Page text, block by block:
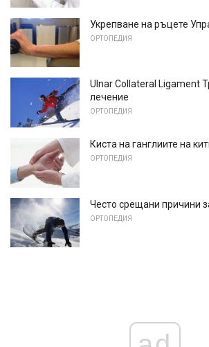
Укрепване на ръцете
ОРТОПЕДИЯ
Ulnar Collateral Ligament
лечение
ОРТОПЕДИЯ
Киста на ганглиите на
ОРТОПЕДИЯ
Често срещани причини
ОРТОПЕДИЯ